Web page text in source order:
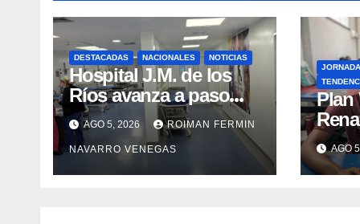
DESTACADAS NACIONALES NOTICIAS
Hospital J.M. de los
Ríos avanza a paso
firme en su
recuperación tras los
recientes eventos
sísmicos
AGO 5, 2026 ROIMAN FERMIN
NAVARRO VENEGAS
​Plan
AGO